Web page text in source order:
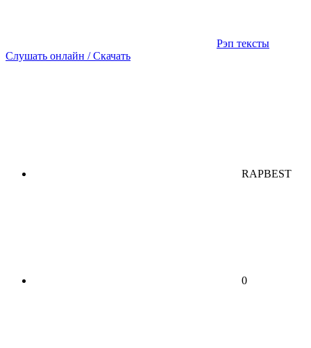
Рэп тексты
Слушать онлайн / Скачать
RAPBEST
0